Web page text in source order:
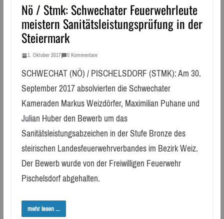
Nö / Stmk: Schwechater Feuerwehrleute
meistern Sanitätsleistungsprüfung in der
Steiermark
1. Oktober 2017 0 Kommentare
SCHWECHAT (NÖ) / PISCHELSDORF (STMK): Am 30.
September 2017 absolvierten die Schwechater
Kameraden Markus Weizdörfer, Maximilian Puhane und
Julian Huber den Bewerb um das
Sanitätsleistungsabzeichen in der Stufe Bronze des
steirischen Landesfeuerwehrverbandes im Bezirk Weiz.
Der Bewerb wurde von der Freiwilligen Feuerwehr
Pischelsdorf abgehalten.
mehr lesen ...